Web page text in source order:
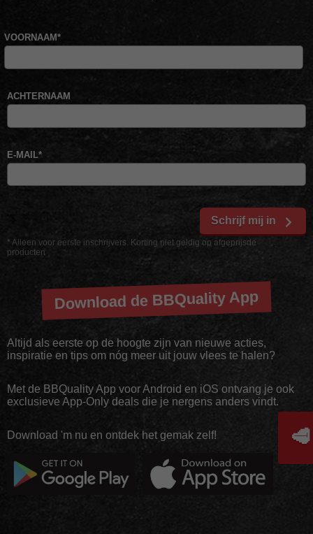
* Alleen voor eerste inschrijvers. Korting niet geldig op afgeprijsde
producten
VOORNAAM*
ACHTERNAAM
E-MAIL*
Schrijf mij in
Download de BBQuality App
Altijd als eerste op de hoogte zijn van nieuwe acties,
inspiratie en tips om nóg meer uit jouw vlees te halen?
Met de BBQuality App voor Android en iOS ontvang je ook
exclusieve App-Only deals die je nergens anders vindt.
Download 'm nu en ontdek het gemak zelf! 🥩